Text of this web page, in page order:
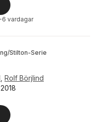
6 vardagar
Stilton-Serie
Rolf Börjlind